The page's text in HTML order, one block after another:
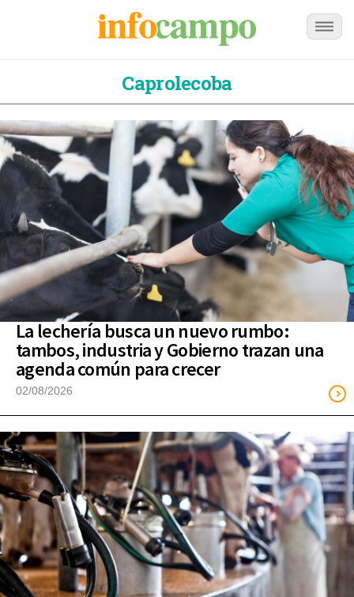
Caprolecoba
La lechería busca un nuevo rumbo:
tambos, industria y Gobierno trazan una
agenda común para crecer
02/08/2026